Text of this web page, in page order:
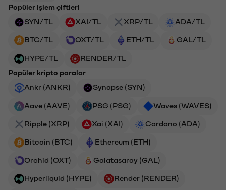
Popüler işlem çiftleri
SYN/TL
XAI/TL XRP/TL ADA/TL
BTC/TL OXT/TL ETH/TL GAL/TL
HYPE/TL
RENDER/TL
Popüler kripto paralar
Ankr (ANKR)
Synapse (SYN)
Aave (AAVE) PSG (PSG) Waves (WAVES)
Ripple (XRP) Xai (XAI) Cardano (ADA)
Bitcoin (BTC) Ethereum (ETH)
Orchid (OXT) Galatasaray (GAL)
Hyperliquid (HYPE) Render (RENDER)